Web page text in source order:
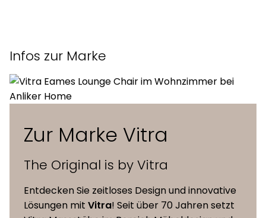
integrierter, arretierbarer
Synchronmechanik
Untergestell
drehbarer Viersternfuss in
Aluminium-Druckguss,
pulverbeschichtet
Kammerkissen, gefüllt mit
Infos zur Marke
Zur Marke Vitra
The Original is by Vitra
Entdecken Sie zeitloses Design und innovative
Lösungen mit Vitra! Seit über 70 Jahren setzt